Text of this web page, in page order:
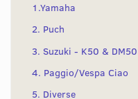
1.Yamaha
2. Puch
3. Suzuki - K50 & DM50
4. Paggio/Vespa Ciao
5. Diverse